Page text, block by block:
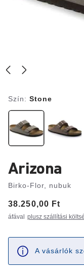
Szín: Stone
Arizona
Birko-Flor, nubuk
Price:
38.250,00 Ft
áfával plusz szállítási
A vásárlók